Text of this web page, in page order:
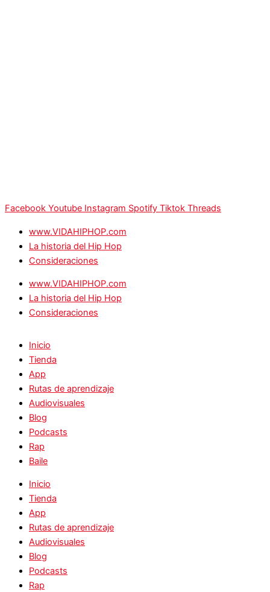
Facebook Youtube Instagram Spotify Tiktok Threads
www.VIDAHIPHOP.com
La historia del Hip Hop
Consideraciones
www.VIDAHIPHOP.com
La historia del Hip Hop
Consideraciones
Inicio
Tienda
App
Rutas de aprendizaje
Audiovisuales
Blog
Podcasts
Rap
Baile
Inicio
Tienda
App
Rutas de aprendizaje
Audiovisuales
Blog
Podcasts
Rap